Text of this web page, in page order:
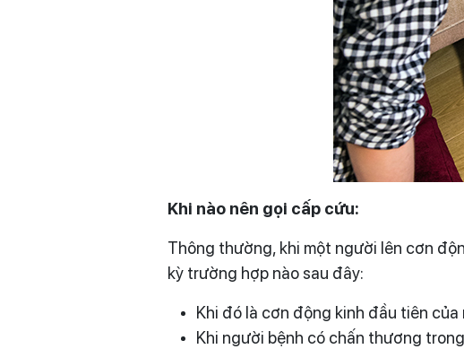
Khi nào nên gọi cấp cứu:
Thông thường, khi một người lên cơn
kỳ trường hợp nào sau đây:
Khi đó là cơn động kinh đầu tiên của
Khi người bệnh có chấn thương